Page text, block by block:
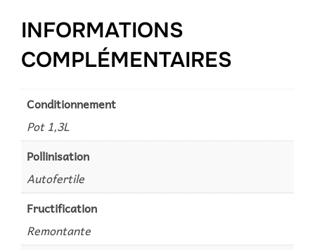
INFORMATIONS
COMPLÉMENTAIRES
Conditionnement
Pot 1,3L
Pollinisation
Autofertile
Fructification
Remontante